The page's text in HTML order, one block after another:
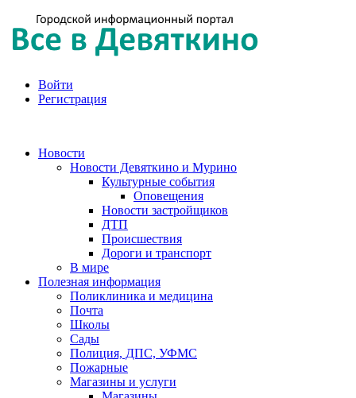
Войти
Регистрация
Новости
Новости Девяткино и Мурино
Культурные события
Оповещения
Новости застройщиков
ДТП
Происшествия
Дороги и транспорт
В мире
Полезная информация
Поликлиника и медицина
Почта
Школы
Сады
Полиция, ДПС, УФМС
Пожарные
Магазины и услуги